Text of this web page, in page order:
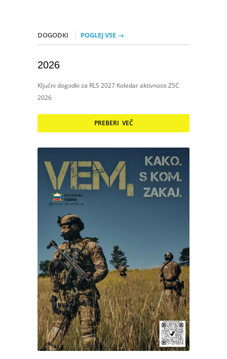
DOGODKI POGLEJ VSE →
2026
Ključni dogodki za RLS 2027 Koledar aktivnosti ZSC
2026
PREBERI VEČ